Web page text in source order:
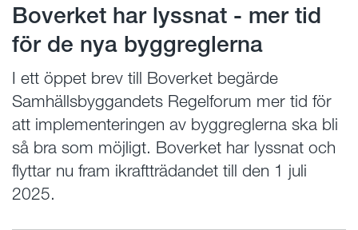
Boverket har lyssnat - mer tid
för de nya byggreglerna
I ett öppet brev till Boverket begärde
Samhällsbyggandets Regelforum mer tid för
att implementeringen av byggreglerna ska bli
så bra som möjligt. Boverket har lyssnat och
flyttar nu fram ikraftträdandet till den 1 juli
2025.